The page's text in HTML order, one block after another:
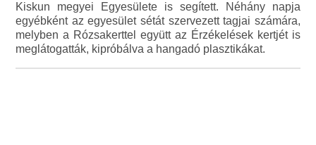
Kiskun megyei Egyesülete is segített. Néhány napja
egyébként az egyesület sétát szervezett tagjai számára,
melyben a Rózsakerttel együtt az Érzékelések kertjét is
meglátogatták, kipróbálva a hangadó plasztikákat.